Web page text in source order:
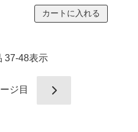
37-48表示
ジ目